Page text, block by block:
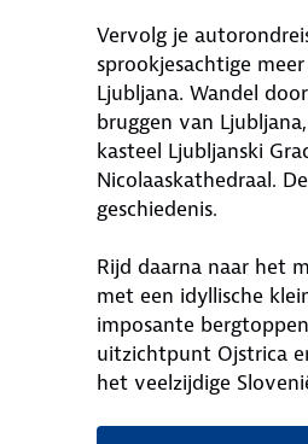
Vervolg je
sprookjesachtige
Ljubljana. Wandel
bruggen van
kasteel Ljubljanski
Nicolaaskathedraal.
geschiedenis.
Rijd daarna naar het
met een idyllische
imposante
uitzichtpunt Ojstrica
het veelzijdige